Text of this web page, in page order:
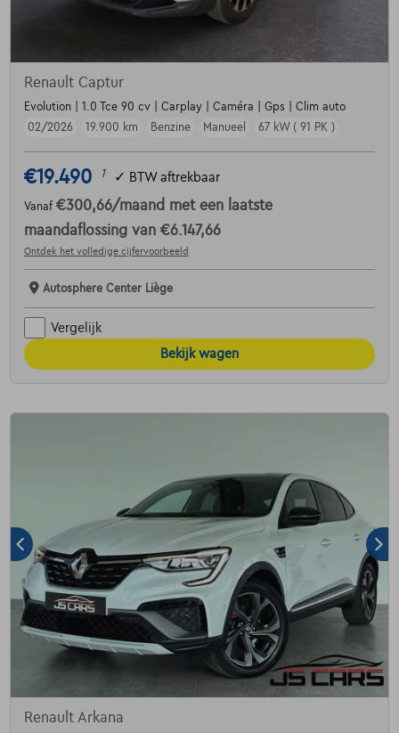
Renault Captur
Evolution | 1.0 Tce 90 cv | Carplay | Caméra | Gps | Clim auto
02/2026
19.900 km Benzine Manueel 67 kW ( 91 PK )
€19.490 1 ✓ BTW aftrekbaar
Vanaf €300,66/maand met een laatste
maandaflossing van €6.147,66
Ontdek het volledige cijfervoorbeeld
Autosphere Center Liège
Vergelijk
Bekijk wagen
Renault Arkana